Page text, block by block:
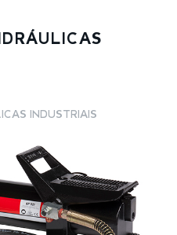
INDUSTRIAIS